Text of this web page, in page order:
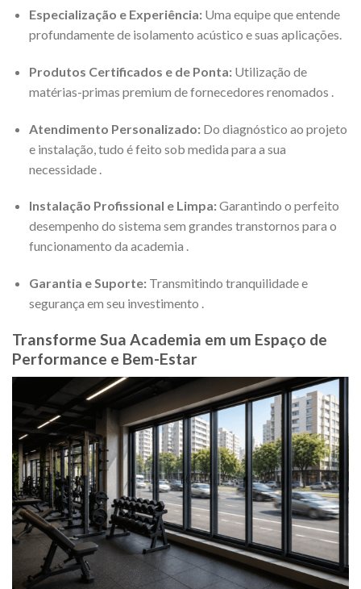
Especialização e Experiência:Uma equipe que entende
profundamente de isolamento acústico e suas aplicações.
Produtos Certificados e de Ponta:Utilização de
matérias-primas premium de fornecedores renomados
Atendimento Personalizado:Do diagnóstico ao projeto
e instalação, tudo é feito sob medida para a sua
necessidade
Instalação Profissional e Limpa:Garantindo o perfeito
desempenho do sistema sem grandes transtornos para o
funcionamento da academia .
Garantia e Suporte:Transmitindo tranquilidade e
segurança em seu investimento .
Transforme Sua Academia em um Espaço de
Performance e Bem-Estar